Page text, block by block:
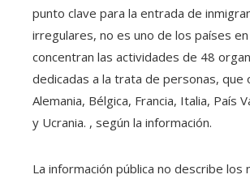
punto clave para la entrada de
irregulares, no es uno de los países
concentran las actividades de 48
dedicadas a la trata de personas, que
Alemania, Bélgica, Francia, Italia, País
y Ucrania. , según la información.
La información pública no describe los